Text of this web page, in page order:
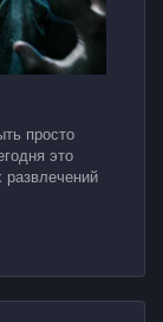
просто
это
развлечений